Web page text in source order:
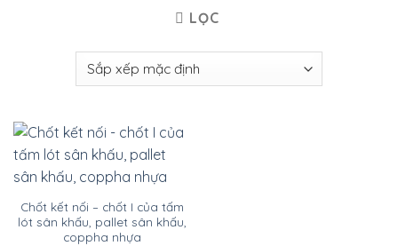
LỌC
Chốt kết nối – chốt I của tấm
lót sân khấu, pallet sân khấu,
coppha nhựa